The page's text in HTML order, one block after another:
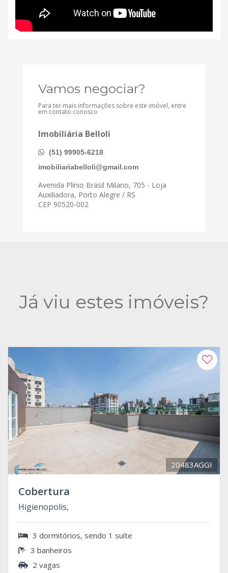
Vamos negociar?
Para ter mais informações sobre este imóvel, entre
em contato conosco
Imobiliária Belloli
(51) 99905-6218
imobiliariabelloli@gmail.com
Avenida Plínio Brasil Milano, 705 - Loja
Auxiliadora, Porto Alegre / RS
CEP 90520-002
Já viu estes imóveis?
20483AGGI
Cobertura
Higienopolis,
3 dormitórios, sendo 1 suíte
3 banheiros
2 vagas